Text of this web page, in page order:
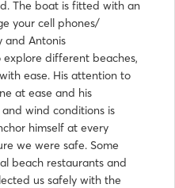
The boat is fitted with an
your cell phones/
and Antonis
different beaches,
ease. His attention to
at ease and his
wind conditions is
himself at every
we were safe. Some
beach restaurants and
us safely with the